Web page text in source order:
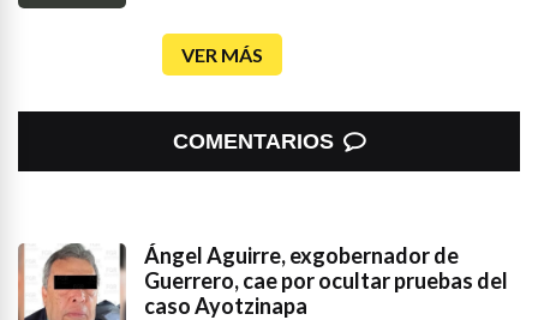
VER MÁS
COMENTARIOS
Ángel Aguirre, exgobernador de
Guerrero, cae por ocultar pruebas del
caso Ayotzinapa